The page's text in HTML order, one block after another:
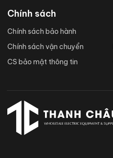
Chính sách
Chính sách bảo hành
Chính sách vận chuyển
CS bảo mật thông tin